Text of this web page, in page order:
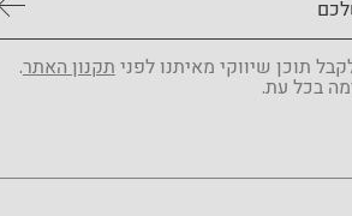
תוכן שיווקי מאיתנו לפני תקנון האתר.
בכל עת.